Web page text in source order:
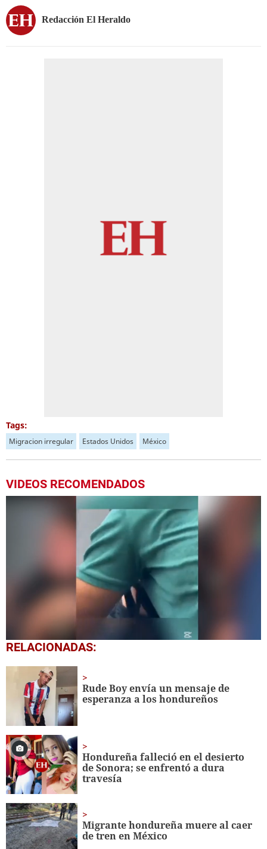
Redacción El Heraldo
Tags:
Migracion irregular Estados Unidos México
VIDEOS RECOMENDADOS
0
seconds
minute,
seconds
RELACIONADAS:
Rude Boy envía un mensaje de
esperanza a los hondureños
Hondureña falleció en el desierto
de Sonora; se enfrentó a dura
travesía
Migrante hondureña muere al caer
de tren en México